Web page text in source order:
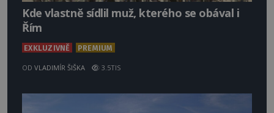
Kde vlastně sídlil muž, kterého se obával i
Řím
EXKLUZIVNĚ PREMIUM
OD VLADIMÍR ŠIŠKA 3.5TIS